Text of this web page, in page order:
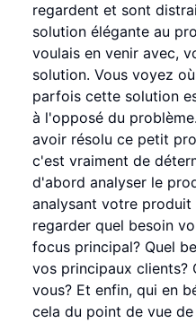
regardent et sont
solution élégante au
voulais en venir avec,
solution. Vous voyez
parfois cette solution
à l'opposé du
avoir résolu ce petit
c'est vraiment de
d'abord analyser le
analysant votre
regarder quel besoin
focus principal? Quel
vos principaux clients?
vous? Et enfin, qui en
cela du point de vue